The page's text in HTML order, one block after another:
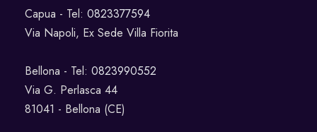
Capua - Tel: 0823377594
Via Napoli, Ex Sede Villa Fiorita
Bellona - Tel: 0823990552
Via G. Perlasca 44
81041 - Bellona (CE)